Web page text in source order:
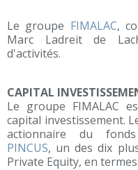
Le groupe FIMALAC,
Marc Ladreit de
d'activités.
CAPITAL
Le groupe FIMALAC
capital investissement.
actionnaire du
PINCUS, un desdix
Private Equity, en